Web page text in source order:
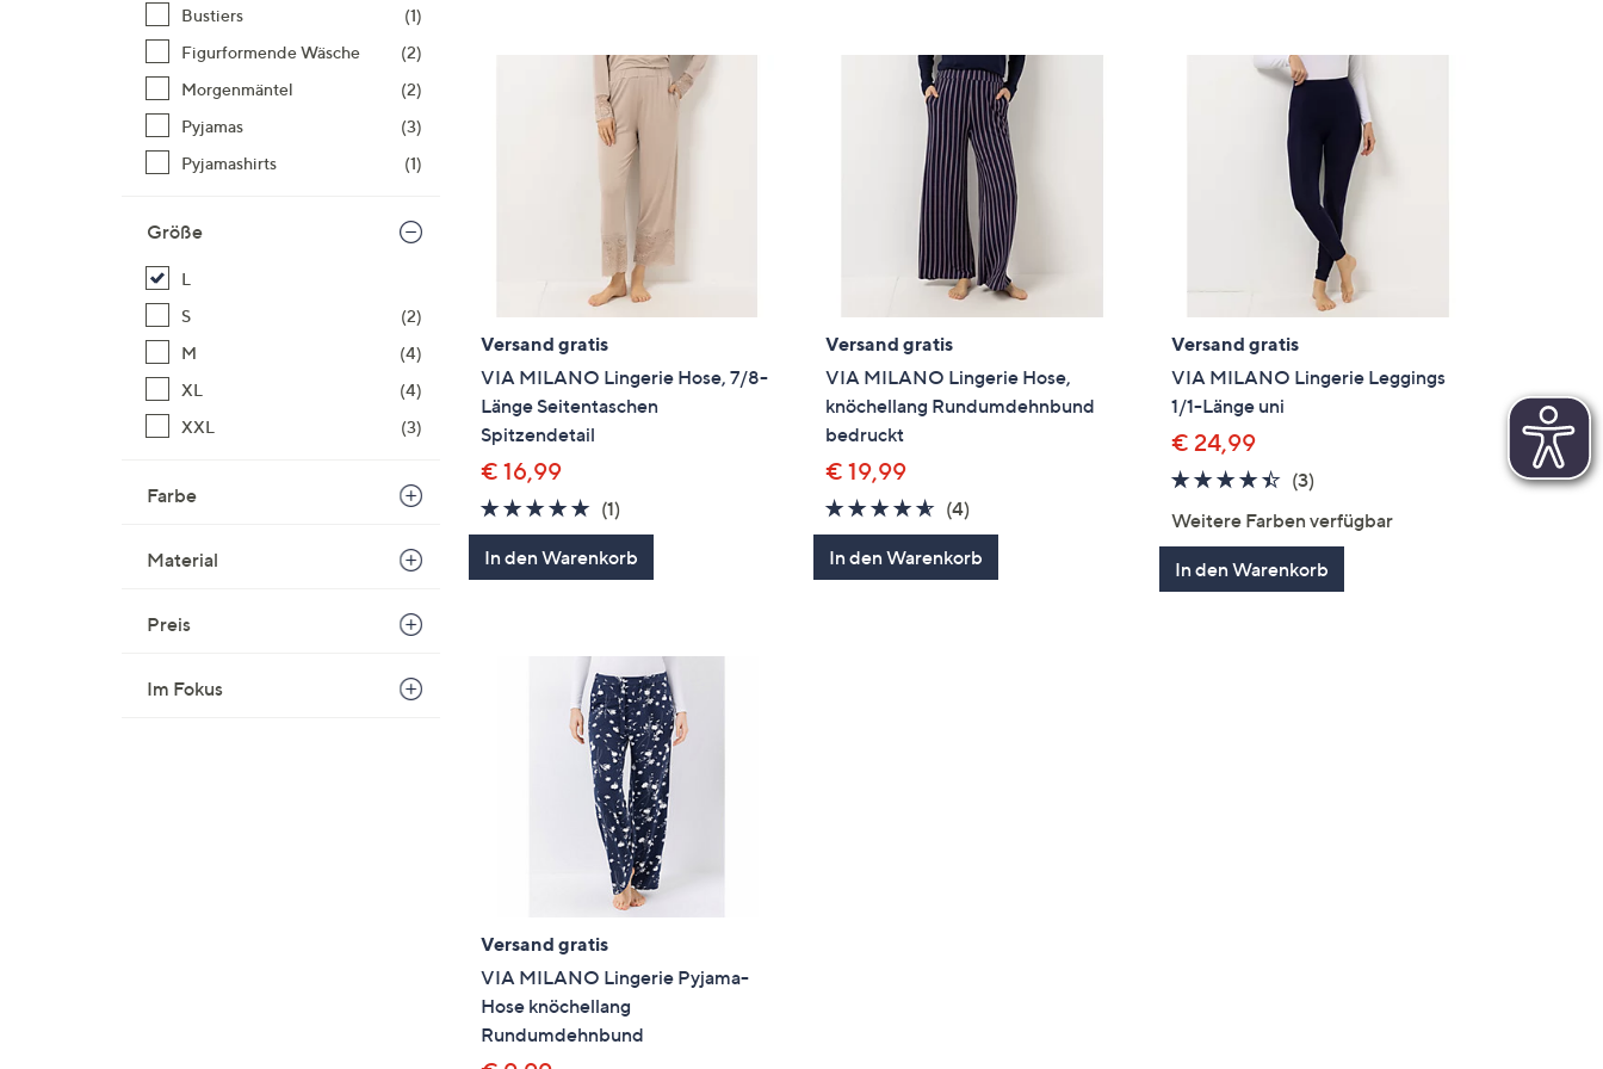
anzuzeigen.
Bustiers
(1)
Figurformende Wäsche
(2)
Morgenmäntel
(2)
Pyjamas
(3)
Pyjamashirts
(1)
Größe
L
S
(2)
M
(4)
XL
(4)
XXL
(3)
Farbe
Material
Preis
Im Fokus
Versand gratis
VIA MILANO Lingerie Hose, 7/8-
Länge Seitentaschen
Spitzendetail
€ 16,99
5.0
von
5
(1)1
Bewertungen
In den Warenkorb
Versand gratis
VIA MILANO Lingerie Hose,
knöchellang Rundumdehnbund
bedruckt
€ 19,99
4.5
von
5
(4)
Bewertungen
In den Warenkorb
Versand gratis
VIA MILANO Lingerie Leggings
1/1-Länge uni
€ 24,99
4.3
5
(3)
Weitere Farben verfügbar
In den Warenkorb
Versand gratis
VIA MILANO Lingerie Pyjama-
Hose knöchellang
Rundumdehnbund